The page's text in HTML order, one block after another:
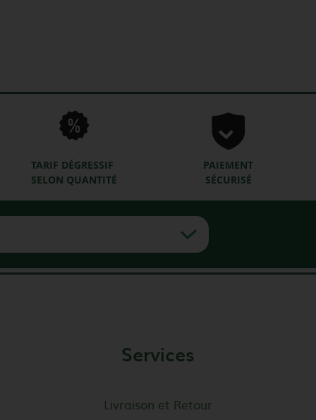
TARIF DÉGRESSIF
SELON QUANTITÉ
PAIEMENT
SÉCURISÉ
Services
Livraison et Retour